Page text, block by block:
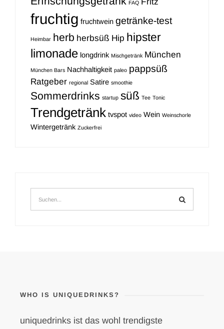
FAQ
fruchtig fruchtwein getränke-test
Heimbar herb herbsüß Hip hipster
limonade longdrink Mischgetränk München
München Bars Nachhaltigkeit paleo pappsüß
Ratgeber regional Satire smoothie
Sommerdrinks startup süß Tee Tonic
Trendgetränk tvspot video Wein Weinschorle
Wintergetränk Zuckerfrei
WHO IS UNIQUEDRINKS?
uniquedrinks ist das wohl trendigste